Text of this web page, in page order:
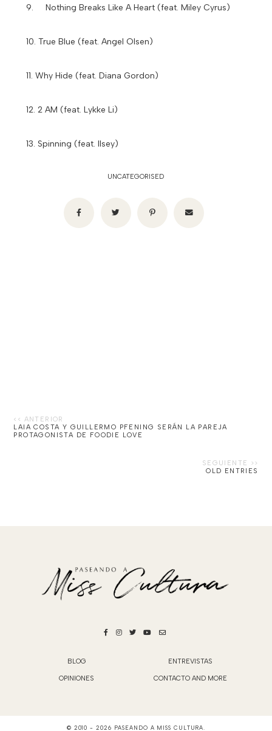
9. Nothing Breaks Like A Heart (feat. Miley Cyrus)
10. True Blue (feat. Angel Olsen)
11. Why Hide (feat. Diana Gordon)
12. 2 AM (feat. Lykke Li)
13. Spinning (feat. Ilsey)
UNCATEGORISED
LAIA COSTA Y GUILLERMO PFENING SERÁN LA PAREJA
PROTAGONISTA DE FOODIE LOVE
OLD ENTRIES
BLOG ENTREVISTAS
OPINIONES CONTACTO AND MORE
© 2010 - 2026 PASEANDO A MISS CULTURA